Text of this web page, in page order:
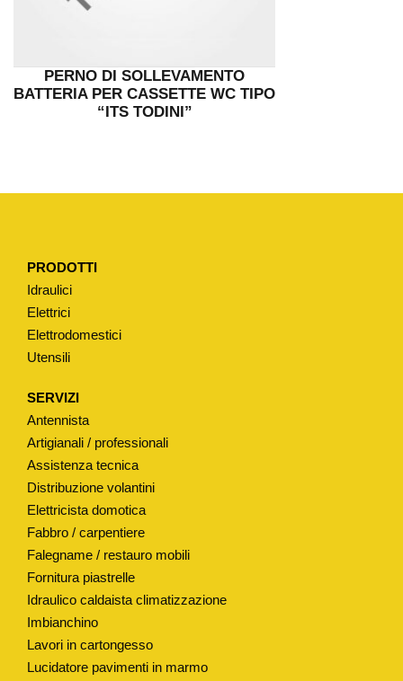
PERNO DI SOLLEVAMENTO
BATTERIA PER CASSETTE WC TIPO
“ITS TODINI”
PRODOTTI
Idraulici
Elettrici
Elettrodomestici
Utensili
SERVIZI
Antennista
Artigianali / professionali
Assistenza tecnica
Distribuzione volantini
Elettricista domotica
Fabbro / carpentiere
Falegname / restauro mobili
Fornitura piastrelle
Idraulico caldaista climatizzazione
Imbianchino
Lavori in cartongesso
Lucidatore pavimenti in marmo